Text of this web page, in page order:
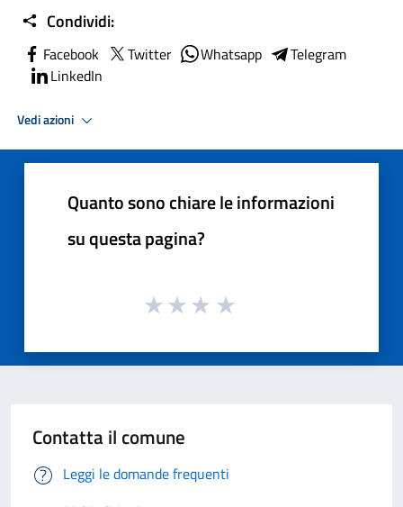
Condividi:
Facebook Twitter Whatsapp
Telegram
LinkedIn
Vedi azioni
Quanto sono chiare le informazioni
su questa pagina?
Contatta il comune
Leggi le domande frequenti